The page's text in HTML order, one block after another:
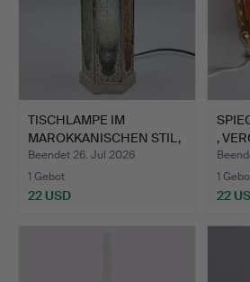
TISCHLAMPE IM
MAROKKANISCHEN STIL,
GLAS & …
Beendet 26. Jul 2026
1 Gebot
22 USD
,
1
22